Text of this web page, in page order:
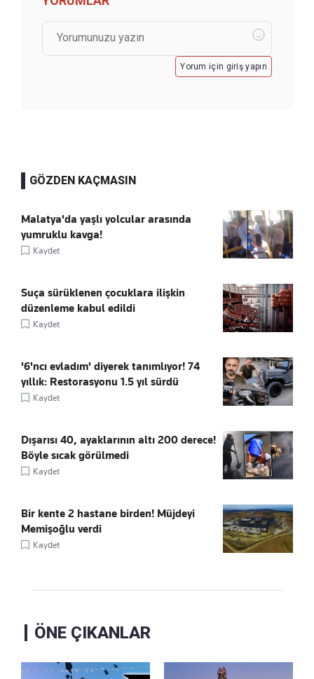
Yorum için giriş yapın
GÖZDEN KAÇMASIN
Malatya'da yaşlı yolcular arasında
yumruklu kavga!
Kaydet
Suça sürüklenen çocuklara ilişkin
düzenleme kabul edildi
Kaydet
'6'ncı evladım' diyerek tanımlıyor! 74
yıllık: Restorasyonu 1.5 yıl sürdü
Kaydet
Dışarısı 40, ayaklarının altı 200 derece!
Böyle sıcak görülmedi
Kaydet
Bir kente 2 hastane birden! Müjdeyi
Memişoğlu verdi
Kaydet
ÖNE ÇIKANLAR